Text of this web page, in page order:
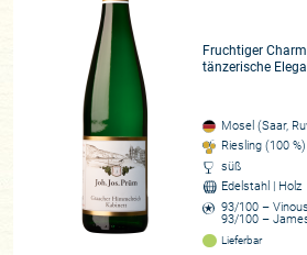
Lagerung, bis sie ganz verschwinden.
Weine in dieser frühen
ungeheuer viel Luft brauchen, um
ureigene Stil führt aber in der
langlebigen Weinen. Bisweilen
junge Kabinette oder Spätlesen wie ein
kristallklarer Gebirgsbach und besitzen
Potenzial für weitere Dekaden.
Diese Rieslinge zeichnen sich durch
Fruchtiger
tänzerische
Mosel (Saar,
Riesling (100 %)
süß
Edelstahl | Holz
93/100 – Vinous
93/100 –
Lieferbar